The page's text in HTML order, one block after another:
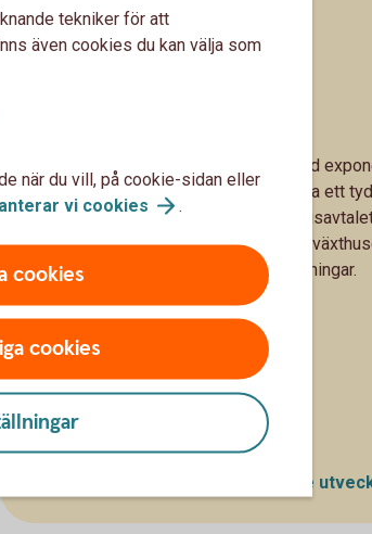
Access Edge-fonderna ger dig en bred
aktiemarknader. Samtidigt har fonderna ett
genom att de förvaltas i linje med
innebär att bolag med låga utsläpp av
finns sex olika fonder med olika inriktningar.
Access Edge USA
Access Edge Global
Access Edge Europe
Access Edge Japan
Access Edge Emerging Markets
Swedbank Robur Access Edge – se
tekniker för att
även cookies du kan välja som
när du vill, på cookie-sidan eller
vi cookies .
cookies
cookies